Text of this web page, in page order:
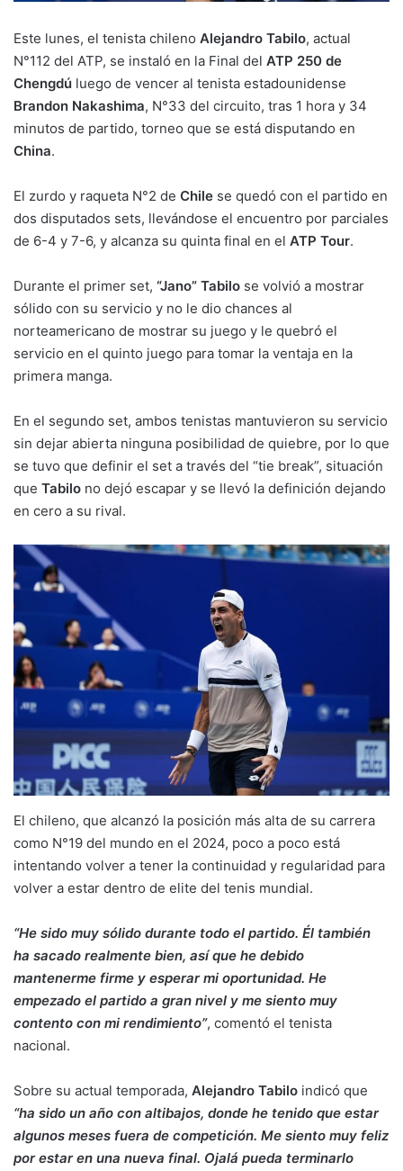
Este lunes, el tenista chileno Alejandro Tabilo, actual
N°112 del ATP, se instaló en la Final del ATP 250 de
Chengdú luego de vencer al tenista estadounidense
Brandon Nakashima, N°33 del circuito, tras 1 hora y 34
minutos de partido, torneo que se está disputando en
China.
El zurdo y raqueta N°2 de Chile se quedó con el partido en
dos disputados sets, llevándose el encuentro por parciales
de 6-4 y 7-6, y alcanza su quinta final en el ATP Tour.
Durante el primer set, “Jano” Tabilo se volvió a mostrar
sólido con su servicio y no le dio chances al
norteamericano de mostrar su juego y le quebró el
servicio en el quinto juego para tomar la ventaja en la
primera manga.
En el segundo set, ambos tenistas mantuvieron su servicio
sin dejar abierta ninguna posibilidad de quiebre, por lo que
se tuvo que definir el set a través del “tie break”, situación
que Tabilo no dejó escapar y se llevó la definición dejando
en cero a su rival.
El chileno, que alcanzó la posición más alta de su carrera
como N°19 del mundo en el 2024, poco a poco está
intentando volver a tener la continuidad y regularidad para
volver a estar dentro de elite del tenis mundial.
“He sido muy sólido durante todo el partido. Él también
ha sacado realmente bien, así que he debido
mantenerme firme y esperar mi oportunidad. He
empezado el partido a gran nivel y me siento muy
contento con mi rendimiento”, comentó el tenista
nacional.
Sobre su actual temporada, Alejandro Tabilo indicó que
“ha sido un año con altibajos, donde he tenido que estar
algunos meses fuera de competición. Me siento muy feliz
por estar en una nueva final. Ojalá pueda terminarlo